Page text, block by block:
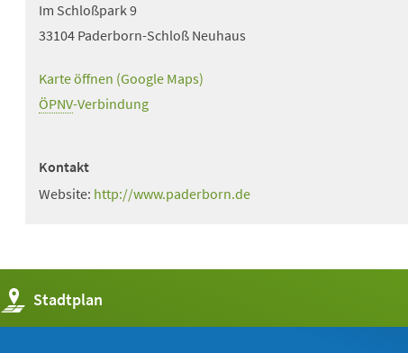
Im Schloßpark 9
33104 Paderborn-Schloß Neuhaus
Karte öffnen (Google Maps)
(Öffnet
in
ÖPNV-Verbindung
(Öffnet
Tab)
Kontakt
Website: http://www.paderborn.de
(Öffnet
neuen
Tab)
Stadtplan
(Öffnet
in
einem